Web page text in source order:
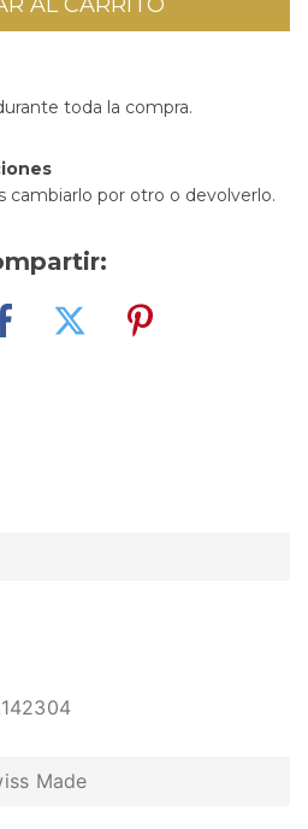
toda la compra.
cambiarlo por otro o devolverlo.
Made